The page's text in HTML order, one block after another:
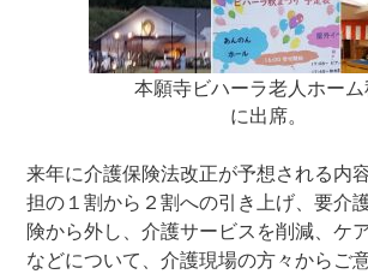
本願寺ビハーラ老人ホーム
に出席。
来年に介護保険法改正が予想される内
担の１割から２割への引き上げ、要介
険から外し、介護サービスを削減、ケ
などについて、介護現場の方々からご